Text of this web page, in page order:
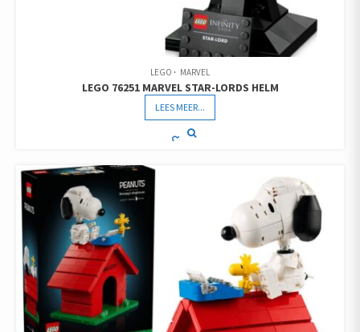
LEGO MARVEL
LEGO 76251 MARVEL STAR-LORDS HELM
LEES MEER...